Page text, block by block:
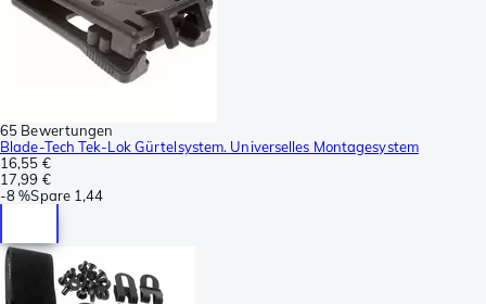
65 Bewertungen
Blade-Tech Tek-Lok Gürtelsystem. Universelles Montagesystem
16,55 €
17,99 €
-8 %Spare 1,44